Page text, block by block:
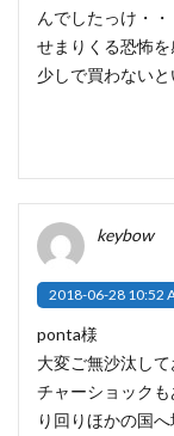
んでしたっけ・・
せまりくる恐怖
少しで買わないと
keybow
2018-06-28 10:52
ponta様
大変ご無沙汰し
チャーショック
り回りほかの国